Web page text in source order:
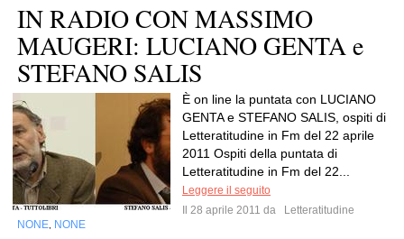
IN RADIO CON MASSIMO
MAUGERI: LUCIANO GENTA e
STEFANO SALIS
È on line la puntata con LUCIANO
GENTA e STEFANO SALIS, ospiti di
Letteratitudine in Fm del 22 aprile
2011 Ospiti della puntata di
Letteratitudine in Fm del 22...
Leggere il seguito
Il 28 aprile 2011 da
Letteratitudine
NONE NONE